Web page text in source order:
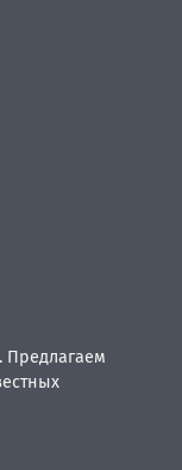
Предлагаем